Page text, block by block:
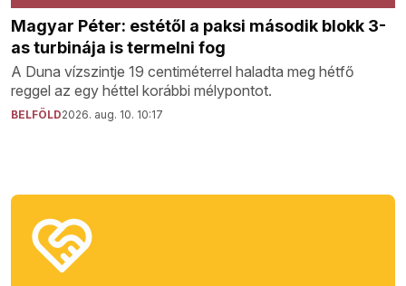
Magyar Péter: estétől a paksi második blokk 3-
as turbinája is termelni fog
A Duna vízszintje 19 centiméterrel haladta meg hétfő
reggel az egy héttel korábbi mélypontot.
BELFÖLD2026. aug. 10. 10:17